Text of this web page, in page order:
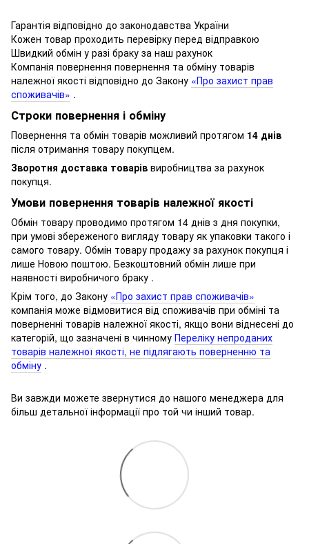
Гарантія відповідно до законодавства України
Кожен товар проходить перевірку перед відправкою
Швидкий обмін у разі браку за наш рахунок
Компанія повернення повернення та обміну товарів
належної якості відповідно до Закону «Про захист прав
споживачів» .
Строки повернення і обміну
Повернення та обмін товарів можливий протягом 14 днів
після отримання товару покупцем.
Зворотня доставка товарів виробництва за рахунок
покупця.
Умови повернення товарів належної якості
Обмін товару проводимо протягом 14 днів з дня покупки,
при умові збереженого вигляду товару як упаковки такого і
самого товару. Обмін товару продажу за рахунок покупця і
лише Новою поштою. Безкоштовний обмін лише при
наявності виробничого браку .
Крім того, до Закону «Про захист прав споживачів»
компанія може відмовитися від споживачів при обміні та
поверненні товарів належної якості, якщо вони віднесені до
категорій, що зазначені в чинному Переліку непроданих
товарів належної якості, не підлягають поверненню та
обміну .
Ви завжди можете звернутися до нашого менеджера для
більш детальної інформації про той чи інший товар.